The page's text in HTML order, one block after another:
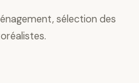
sélection des